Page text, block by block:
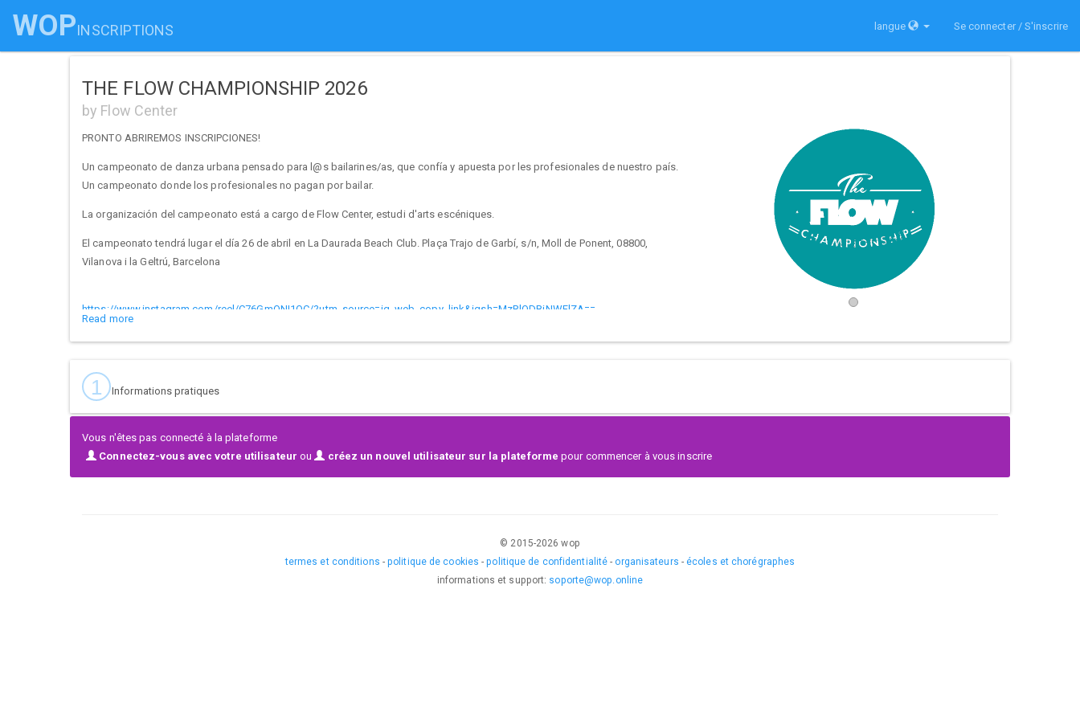
WOPINSCRIPTIONS langue Se connecter / S'inscrire
THE FLOW CHAMPIONSHIP 2026
by Flow Center
PRONTO ABRIREMOS INSCRIPCIONES!
Un campeonato de danza urbana pensado para l@s bailarines/as, que confía y apuesta por les profesionales de nuestro país.
Un campeonato donde los profesionales no pagan por bailar.
La organización del campeonato está a cargo de Flow Center, estudi d'arts escéniques.
El campeonato tendrá lugar el día 26 de abril en La Daurada Beach Club. Plaça Trajo de Garbí, s/n, Moll de Ponent, 08800,
Vilanova i la Geltrú, Barcelona
https://www.instagram.com/reel/C76GmONI1OC/?utm_source=ig_web_copy_link&igsh=MzRlODBiNWFlZA==
Read more
1 Informations pratiques
Vous n'êtes pas connecté à la plateforme
Connectez-vous avec votre utilisateur ou créez un nouvel utilisateur sur la plateforme pour commencer à vous inscrire
© 2015-2026 wop
termes et conditions -politique de cookies -politique de confidentialité - organisateurs - écoles et chorégraphes
informations et support: soporte@wop.online